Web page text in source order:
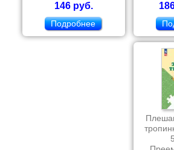
146 руб.
Подробнее